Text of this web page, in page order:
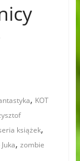
, KOT
książek,
, zombie